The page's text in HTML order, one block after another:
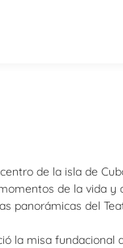
de la isla de
de la vida y
panorámicas del
la misa fundacional